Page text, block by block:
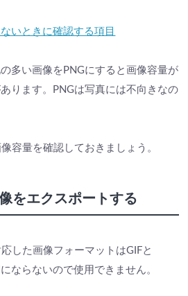
いときに確認する項目
多い画像をPNGにすると画像容量が
ります。PNGは写真には不向きなの
容量を確認しておきましょう。
をエクスポートする
した画像フォーマットはGIFと
ならないので使用できません。